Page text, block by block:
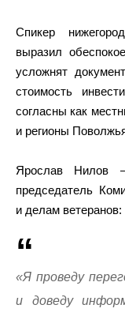
Спикер
выразил
усложнят
стоимость
согласны как
и регионы
Ярослав Нилов
председатель
и делам ветеранов:
«Я проведу
и доведу